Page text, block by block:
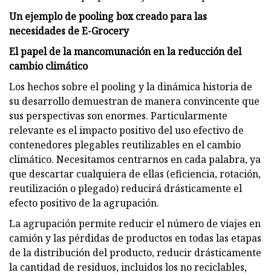
Un ejemplo de pooling box creado para las
necesidades de E-Grocery
El papel de la mancomunación en la reducción del
cambio climático
Los hechos sobre el pooling y la dinámica historia de
su desarrollo demuestran de manera convincente que
sus perspectivas son enormes. Particularmente
relevante es el impacto positivo del uso efectivo de
contenedores plegables reutilizables en el cambio
climático. Necesitamos centrarnos en cada palabra, ya
que descartar cualquiera de ellas (eficiencia, rotación,
reutilización o plegado) reducirá drásticamente el
efecto positivo de la agrupación.
La agrupación permite reducir el número de viajes en
camión y las pérdidas de productos en todas las etapas
de la distribución del producto, reducir drásticamente
la cantidad de residuos, incluidos los no reciclables,